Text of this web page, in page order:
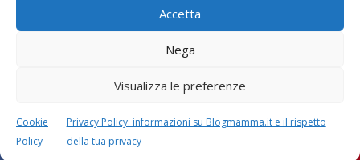
Accetta
Nega
Visualizza le preferenze
Cookie
Policy
Privacy Policy: informazioni su Blogmamma.it e il rispetto
della tua privacy
Festa della mamma:
d’auguri, filastrocche
Le settimane di